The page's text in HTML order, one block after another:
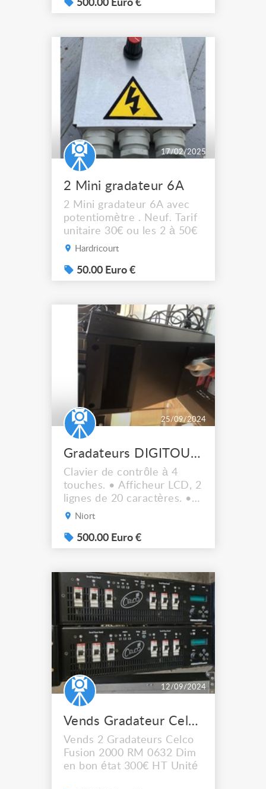
63A tri - 6 sorties 32A
mono a venir voir sur
prix unitaire: 600€ TTC soit
500€ HT
500.00 Euro €
17/02/2025
2 Mini gradateur 6A
2 Mini gradateur 6A avec
potentiomètre . Neuf. Tarif
unitaire 30€ ou les 2 à 50€
Hardricourt
50.00 Euro €
25/09/2024
Gradateurs DIGITOUR 6 Protocole DMX 512
Clavier de contrôle à 4
touches. • Afficheur LCD, 2
lignes de 20 caractères. •
Programmation sur l’unité
transferts (montée,
descente, retard, maintien,
mémoires et des
séquences sur l’unité
(manuelle, automatique) ou
en externe (DMX ou
0/+10V). • A...
Niort
500.00 Euro €
12/09/2024
Vends Gradateur Celco Fusion 2000 RM 0632 Dim
Vends 2 Gradateurs Celco
Fusion 2000 RM 0632 Dim
en bon état 300€ HT Unité